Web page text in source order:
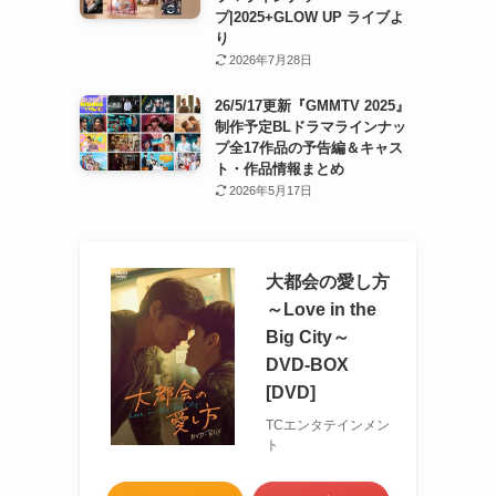
プ|2025+GLOW UP ライブよ
り
2026年7月28日
26/5/17更新『GMMTV 2025』
制作予定BLドラマラインナッ
プ全17作品の予告編＆キャス
ト・作品情報まとめ
2026年5月17日
大都会の愛し方
～Love in the
Big City～
DVD-BOX
[DVD]
TCエンタテインメン
ト